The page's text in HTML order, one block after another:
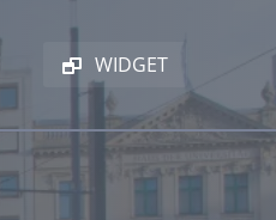
WIDGET